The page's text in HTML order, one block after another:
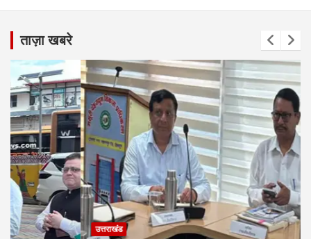
ताज़ा खबरे
उत्तराखंड